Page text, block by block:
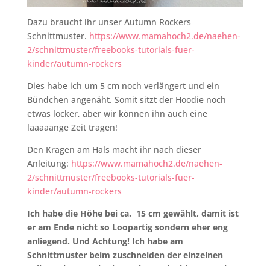
Dazu braucht ihr unser Autumn Rockers
Schnittmuster. https://www.mamahoch2.de/naehen-
2/schnittmuster/freebooks-tutorials-fuer-
kinder/autumn-rockers
Dies habe ich um 5 cm noch verlängert und ein
Bündchen angenäht. Somit sitzt der Hoodie noch
etwas locker, aber wir können ihn auch eine
laaaaange Zeit tragen!
Den Kragen am Hals macht ihr nach dieser
Anleitung: https://www.mamahoch2.de/naehen-
2/schnittmuster/freebooks-tutorials-fuer-
kinder/autumn-rockers
Ich habe die Höhe bei ca. 15 cm gewählt, damit ist
er am Ende nicht so Loopartig sondern eher eng
anliegend. Und Achtung! Ich habe am
Schnittmuster beim zuschneiden der einzelnen